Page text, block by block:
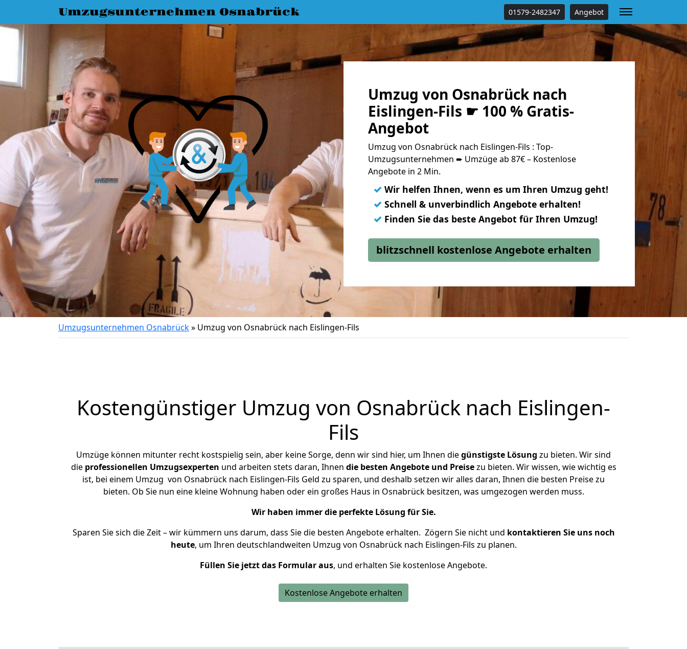
Umzugsunternehmen Osnabrück 01579-2482347 Angebot
Umzug von Osnabrück nach
Eislingen-Fils ☛ 100 % Gratis-
Angebot
Umzug von Osnabrück nach Eislingen-Fils : Top-
Umzugsunternehmen ➨ Umzüge ab 87€ – Kostenlose
Angebote in 2 Min.
✓ Wir helfen Ihnen, wenn es um Ihren Umzug geht!
✓ Schnell & unverbindlich Angebote erhalten!
✓ Finden Sie das beste Angebot für Ihren Umzug!
blitzschnell kostenlose Angebote erhalten
Umzugsunternehmen Osnabrück» Umzug von Osnabrück nach Eislingen-Fils
Kostengünstiger Umzug von Osnabrück nach Eislingen-
Fils
Umzüge können mitunter recht kostspielig sein, aber keine Sorge, denn wir sind hier, um Ihnen diegünstigste Lösung zu bieten. Wir sind
die professionellen Umzugsexperten und arbeiten stets daran, Ihnen die besten Angebote und Preisezu bieten. Wir wissen, wie wichtig es
ist, bei einem Umzug von Osnabrück nach Eislingen-Fils Geld zu sparen, und deshalb setzen wir alles daran, Ihnen die besten Preise zu
bieten. Ob Sie nun eine kleine Wohnung haben oder ein großes Haus in Osnabrück besitzen, was umgezogen werden muss.
Wir haben immer die perfekte Lösung für Sie.
Sparen Sie sich die Zeit – wir kümmern uns darum, dass Sie die besten Angebote erhalten. Zögern Sie nicht und kontaktieren Sie uns noch
heute, um Ihren deutschlandweiten Umzug von Osnabrück nach Eislingen-Fils zu planen.
Füllen Sie jetzt das Formular aus, und erhalten Sie kostenlose Angebote.
Kostenlose Angebote erhalten